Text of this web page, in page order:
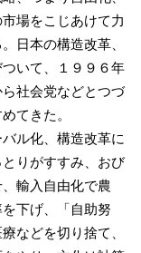
場をこじあけて力
日本の構造改革、
いて、１９９６年
社会党などとつづ
てきた。
ル化、構造改革に
りがすすみ、おび
輸入自由化で農
下げ、「自助努
などを切り捨て、